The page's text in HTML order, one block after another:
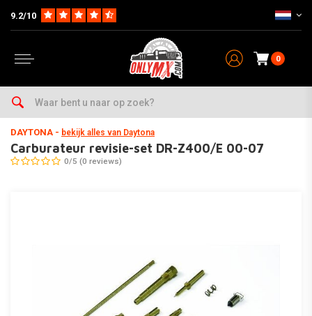
9.2/10
0
Home Parts op Merk & Type
DAYTONA - bekijk alles van Daytona
Carburateur revisie-set DR-Z400/E 00-07
0/5 (0 reviews)